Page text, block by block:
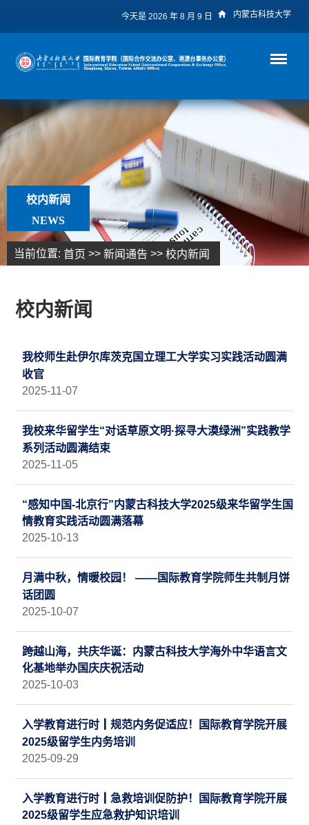
内蒙古科技大学
今天是 2026 年 8 月 9 日
校内新闻
NEWS
当前位置: 首页 >> 新闻通告 >> 校内新闻
校内新闻
我校师生赴伊尔库茨克国立理工大学实习实践活动圆满
收官
2025-11-07
我校来华留学生“对话草原文明·探寻大漠绿洲”实践教学
系列活动圆满结束
2025-11-05
“感知中国-北京行”内蒙古科技大学2025级来华留学生国
情教育实践活动圆满落幕
2025-10-13
月满中秋，情暖校园！ ——国际教育学院师生共制月饼
话团圆
2025-10-07
跨越山海，共庆华诞：内蒙古科技大学海外中华语言文
化基地举办国庆庆祝活动
2025-10-03
入学教育进行时┃规范内务促适应！国际教育学院开展
2025级留学生内务培训
2025-09-29
入学教育进行时┃急救培训促防护！国际教育学院开展
2025级留学生应急救护知识培训